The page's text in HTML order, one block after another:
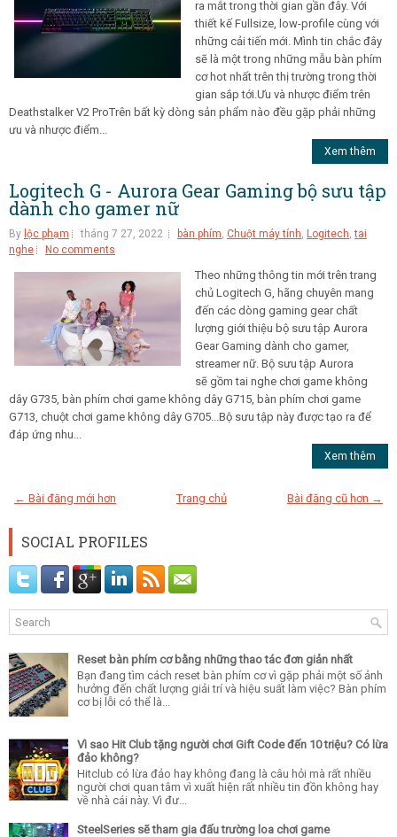
ra mắt trong thời gian gần đây. Với
thiết kế Fullsize, low-profile cùng với
những cải tiến mới. Mình tin chắc đây
sẽ là một trong những mẫu bàn phím
cơ hot nhất trên thị trường trong thời
gian sắp tới.Ưu và nhược điểm trên
Deathstalker V2 ProTrên bất kỳ dòng sản phẩm nào đều gặp phải những
ưu và nhược điểm...
Xem thêm
Logitech G - Aurora Gear Gaming bộ sưu tập
dành cho gamer nữ
By lộc phạm tháng 7 27, 2022 bàn phím, Chuột máy tính, Logitech,tai
nghe
No comments
Theo những thông tin mới trên trang
chủ Logitech G, hãng chuyên mang
đến các dòng gaming gear chất
lượng giới thiệu bộ sưu tập Aurora
Gear Gaming dành cho gamer,
streamer nữ. Bộ sưu tập Aurora
sẽ gồm tai nghe chơi game không
dây G735, bàn phím chơi game không dây G715, bàn phím chơi game
G713, chuột chơi game không dây G705...Bộ sưu tập này được tạo ra để
đáp ứng nhu...
Xem thêm
← Bài đăng mới hơn Bài đăng cũ hơn →
Trang chủ
SOCIAL PROFILES
Reset bàn phím cơ bằng những thao tác đơn giản nhất
Bạn đang tìm cách reset bàn phím cơ vì gặp phải một số ảnh
hưởng đến chất lượng giải trí và hiệu suất làm việc? Bàn phím
cơ bị lỗi có thể là...
Vì sao Hit Club tặng người chơi Gift Code đến 10 triệu? Có lừa
đảo không?
Hitclub có lừa đảo hay không đang là câu hỏi mà rất nhiều
người chơi quan tâm vì xuất hiện rất nhiều tin đồn không hay
về nhà cái này. Vì đư...
SteelSeries sẽ tham gia đấu trường loa chơi game